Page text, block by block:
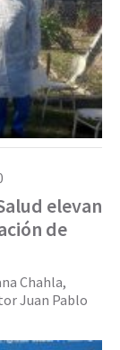
elevan
de
Chahla,
Juan Pablo